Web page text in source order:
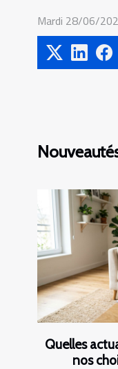
Mardi 28/06/
Quelles
nos